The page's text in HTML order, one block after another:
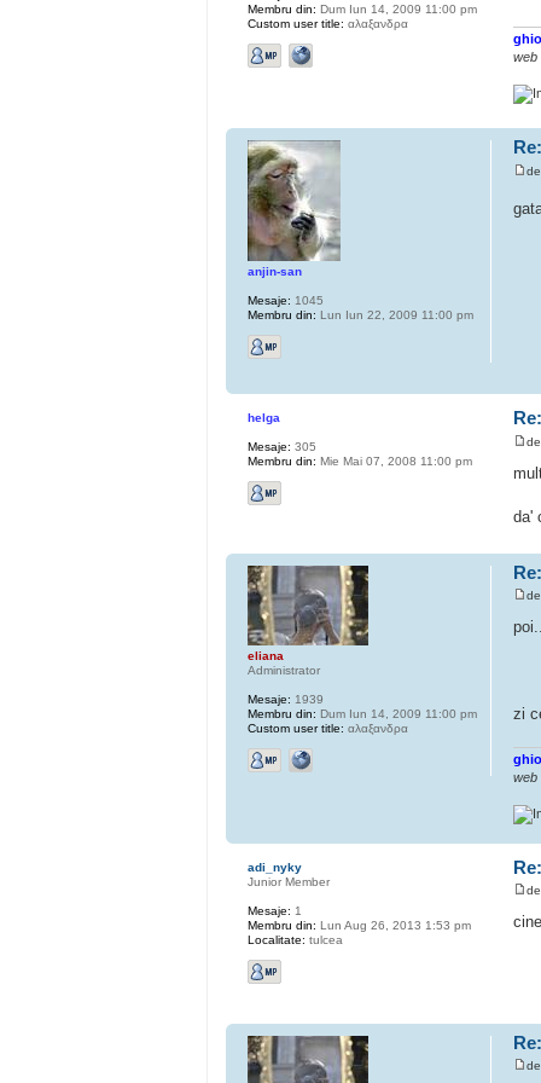
web
Membru din: Dum Iun 14, 2009 11:00 pm
Custom user title: αλαξανδρα
anjin-san
Mesaje: 1045
Membru din: Lun Iun 22, 2009 11:00 pm
da'
helga
Mesaje: 305
Membru din: Mie Mai 07, 2008 11:00 pm
zi
web
eliana
Administrator
Mesaje: 1939
Membru din: Dum Iun 14, 2009 11:00 pm
Custom user title: αλαξανδρα
adi_nyky
Junior Member
Mesaje: 1
Membru din: Lun Aug 26, 2013 1:53 pm
Localitate: tulcea